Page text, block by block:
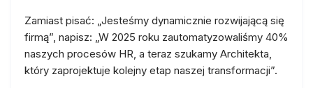
Zamiast pisać: „Jesteśmy dynamicznie rozwijającą się
firmą”, napisz: „W 2025 roku zautomatyzowaliśmy 40%
naszych procesów HR, a teraz szukamy Architekta,
który zaprojektuje kolejny etap naszej transformacji”.